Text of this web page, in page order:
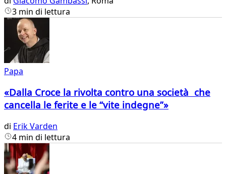
3 min di lettura
Papa
«Dalla Croce la rivolta contro una società che
cancella le ferite e le “vite indegne”»
di Erik Varden
4 min di lettura